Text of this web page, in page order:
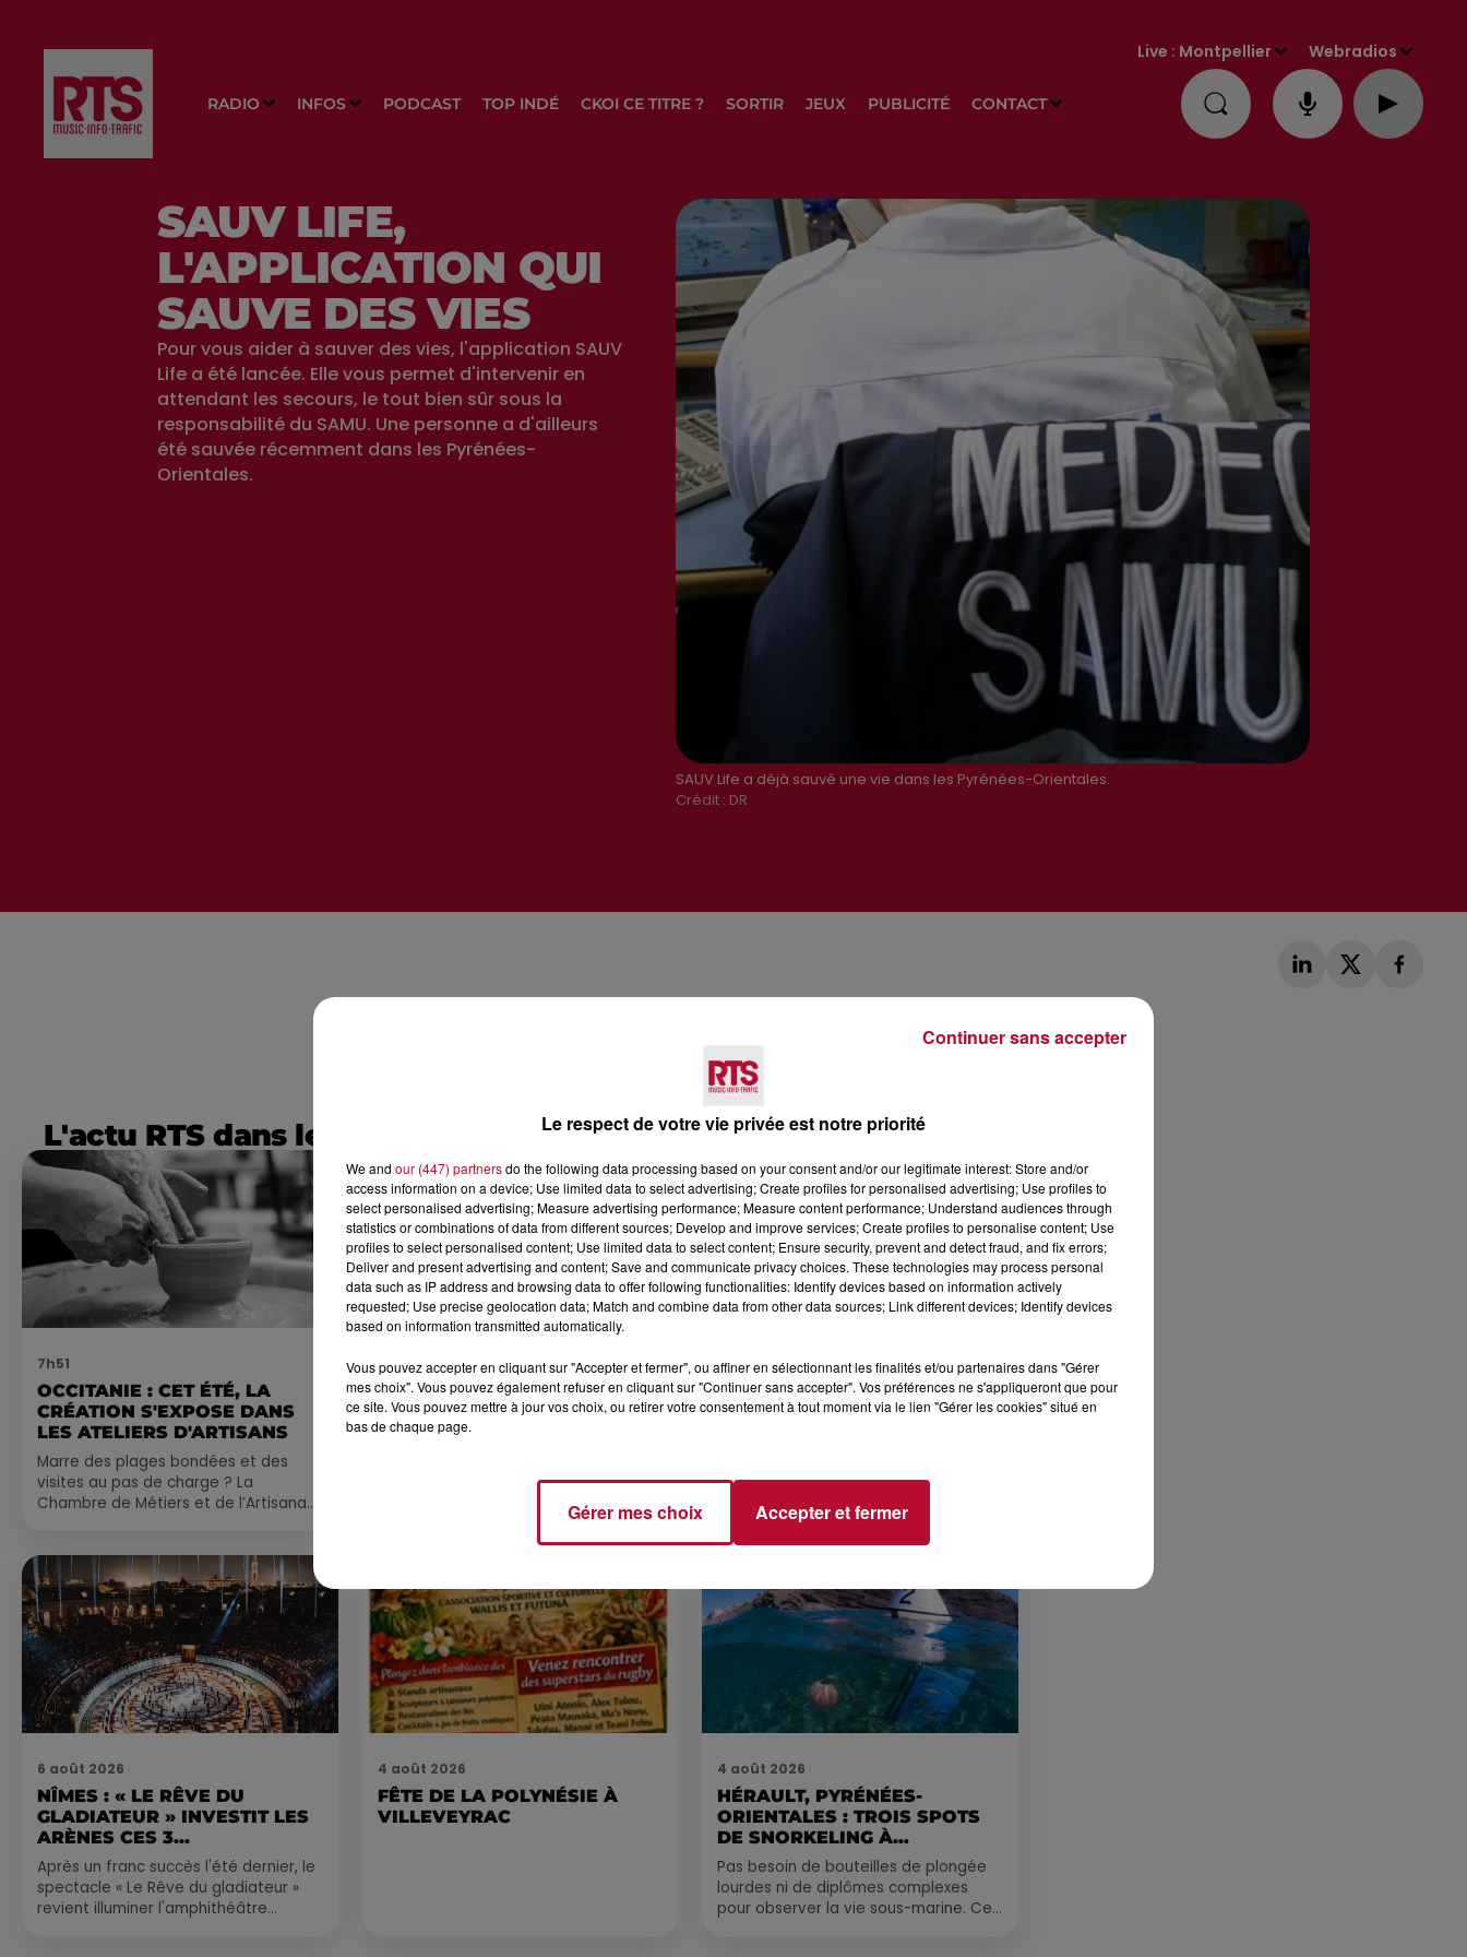
RADIO INFOS PODCAST TOP INDÉ CKOI CE TITRE ? SORTIR JEUX PUBLICITÉ CONTACT
Live : Montpellier Webradios
SAUV Life a déjà sauvé une vie dans les Pyrénées-Orientales.
Crédit : DR
SAUV LIFE,
L'APPLICATION QUI
SAUVE DES VIES
Pour vous aider à sauver des vies, l'application SAUV
Life a été lancée. Elle vous permet d'intervenir en
attendant les secours, le tout bien sûr sous la
responsabilité du SAMU. Une personne a d'ailleurs
été sauvée récemment dans les Pyrénées-
Orientales.
L'actu RTS dans le Sud
7h51
OCCITANIE : CET ÉTÉ, LA
CRÉATION S'EXPOSE DANS
LES ATELIERS D'ARTISANS
Marre des plages bondées et des
visites au pas de charge ? La
Chambre de Métiers et de l’Artisanat
7 août 2026
NOS IDÉES DE SORTIE POUR
CE WEEK-END
Comme tous les vendredis, voici une
pas manquer dans le coin. Que vous
ayez envie de voyager à l'autre bout
7 août 2026
DINER CONCERT À LA MJC DE
MARSEILLAN
6 août 2026
NÎMES : « LE RÊVE DU
GLADIATEUR » INVESTIT LES
ARÈNES CES 3...
Après un franc succès l'été dernier, le
spectacle « Le Rêve du gladiateur »
revient illuminer l'amphithéâtre
4 août 2026
FÊTE DE LA POLYNÉSIE À
VILLEVEYRAC
4 août 2026
HÉRAULT, PYRÉNÉES-
ORIENTALES : TROIS SPOTS
DE SNORKELING À
EXPLORER...
Pas besoin de bouteilles de plongée
lourdes ni de diplômes complexes
pour observer la vie sous-marine. Cet
Le respect de votre vie privée est notre priorité
We and our (447) partnersdo the following data processing based on your consent and/or our legitimate interest: Store and/or
access information on a device; Use limited data to select advertising; Create profiles for personalised advertising; Use profiles to
select personalised advertising; Measure advertising performance; Measure content performance; Understand audiences through
statistics or combinations of data from different sources; Develop and improve services; Create profiles to personalise content; Use
profiles to select personalised content; Use limited data to select content; Ensure security, prevent and detect fraud, and fix errors;
Deliver and present advertising and content; Save and communicate privacy choices. These technologies may process personal
data such as IP address and browsing data to offer following functionalities: Identify devices based on information actively
requested; Use precise geolocation data; Match and combine data from other data sources; Link different devices; Identify devices
based on information transmitted automatically.
Vous pouvez accepter en cliquant sur "Accepter et fermer", ou affiner en sélectionnant les finalités et/ou partenaires dans "Gérer
mes choix". Vous pouvez également refuser en cliquant sur "Continuer sans accepter". Vos préférences ne s'appliqueront que pour
ce site. Vous pouvez mettre à jour vos choix, ou retirer votre consentement à tout moment via le lien "Gérer les cookies" situé en
bas de chaque page.
Gérer mes choix Accepter et fermer
Continuer sans accepter